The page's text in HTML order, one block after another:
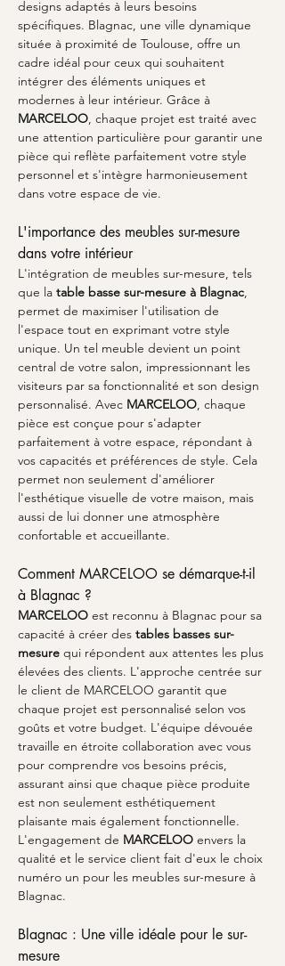
designs adaptés à leurs besoins
spécifiques. Blagnac, une ville dynamique
située à proximité de Toulouse, offre un
cadre idéal pour ceux qui souhaitent
intégrer des éléments uniques et
modernes à leur intérieur. Grâce à
MARCELOO, chaque projet est traité avec
une attention particulière pour garantir une
pièce qui reflète parfaitement votre style
personnel et s'intègre harmonieusement
dans votre espace de vie.
L'importance des meubles sur-mesure
dans votre intérieur
L'intégration de meubles sur-mesure, tels
que la table basse sur-mesure à Blagnac,
permet de maximiser l'utilisation de
l'espace tout en exprimant votre style
unique. Un tel meuble devient un point
central de votre salon, impressionnant les
visiteurs par sa fonctionnalité et son design
personnalisé. Avec MARCELOO, chaque
pièce est conçue pour s'adapter
parfaitement à votre espace, répondant à
vos capacités et préférences de style. Cela
permet non seulement d'améliorer
l'esthétique visuelle de votre maison, mais
aussi de lui donner une atmosphère
confortable et accueillante.
Comment MARCELOO se démarque-t-il
à Blagnac ?
MARCELOO est reconnu à Blagnac pour sa
capacité à créer des tables basses sur-
mesure qui répondent aux attentes les plus
élevées des clients. L'approche centrée sur
le client de MARCELOO garantit que
chaque projet est personnalisé selon vos
goûts et votre budget. L'équipe dévouée
travaille en étroite collaboration avec vous
pour comprendre vos besoins précis,
assurant ainsi que chaque pièce produite
est non seulement esthétiquement
plaisante mais également fonctionnelle.
L'engagement de MARCELOO envers la
qualité et le service client fait d'eux le choix
numéro un pour les meubles sur-mesure à
Blagnac.
Blagnac : Une ville idéale pour le sur-
mesure